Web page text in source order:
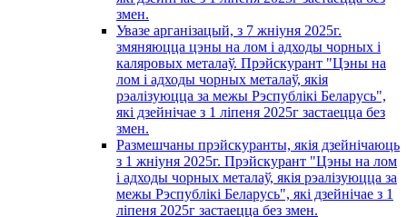
змен.
Увазе арганізацый, з 7 жнiуня 2025г.
змяняюцца цэны на лом і адходы чорных i
каляровых металаў. Прэйскурант "Цэны на
лом і адходы чорных металаў, якія
рэалізуюцца за межы Рэспублікі Беларусь",
які дзейнічае з 1 лiпеня 2025г застаецца без
змен.
Размешчаны прэйскуранты, якія дзейнічаюць
з 1 жнiуня 2025г. Прэйскурант "Цэны на лом
і адходы чорных металаў, якія рэалізуюцца за
межы Рэспублікі Беларусь", які дзейнічае з 1
лiпеня 2025г застаецца без змен.